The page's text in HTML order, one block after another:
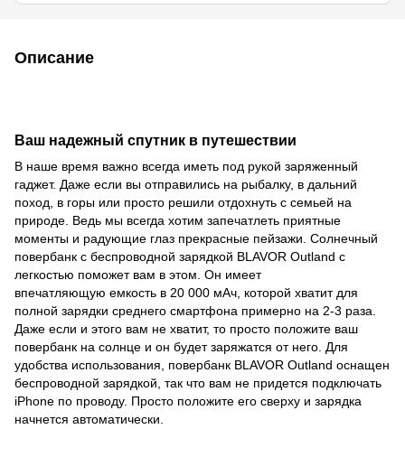
Описание
Ваш надежный спутник в путешествии
В наше время важно всегда иметь под рукой заряженный
гаджет. Даже если вы отправились на рыбалку, в дальний
поход, в горы или просто решили отдохнуть с семьей на
природе. Ведь мы всегда хотим запечатлеть приятные
моменты и радующие глаз прекрасные пейзажи. Солнечный
повербанк с беспроводной зарядкой BLAVOR Outland с
легкостью поможет вам в этом. Он имеет
впечатляющую емкость в 20 000 мАч, которой хватит для
полной зарядки среднего смартфона примерно на 2-3 раза.
Даже если и этого вам не хватит, то просто положите ваш
повербанк на солнце и он будет заряжатся от него. Для
удобства использования, повербанк BLAVOR Outland оснащен
беспроводной зарядкой, так что вам не придется подключать
iPhone по проводу. Просто положите его сверху и зарядка
начнется автоматически.